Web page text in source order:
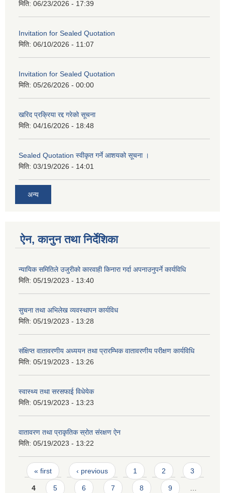
मिति: 06/23/2026 - 17:39
Invitation for Sealed Quotation
मिति: 06/10/2026 - 11:07
Invitation for Sealed Quotation
मिति: 05/26/2026 - 00:00
खरिद प्रक्रिया रद्द गरेको सूचना
मिति: 04/16/2026 - 18:48
Sealed Quotation स्वीकृत गर्ने आशयको सूचना ।
मिति: 03/19/2026 - 14:01
अन्य
ऐन, कानुन तथा निर्देशिका
न्यायिक समितिले उजुरीको कारवाही किनारा गर्दा अपनाउनुपर्ने कार्यविधि
मिति: 05/19/2023 - 13:40
सुचना तथा अभिलेख व्यवस्थापन कार्यविध
मिति: 05/19/2023 - 13:28
संक्षिप्त वातावरणीय अध्ययन तथा प्रारम्भिक वातावरणीय परीक्षण कार्यविधि
मिति: 05/19/2023 - 13:26
स्वास्थ्य तथा सरसफाई विधेयेक
मिति: 05/19/2023 - 13:23
वातावरण तथा प्राकृतिक स्रोत संरक्षण ऐन
मिति: 05/19/2023 - 13:22
Pages
« first ‹ previous 1 2 3
4 5 6 7 8 9